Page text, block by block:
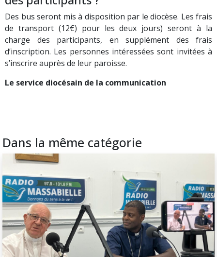
Des bus seront mis à disposition par le diocèse. Les frais
de transport (12€) pour les deux jours) seront à la
charge des participants, en supplément des frais
d’inscription. Les personnes intéressées sont invitées à
s’inscrire auprès de leur paroisse.
Le service diocésain de la communication
Dans la même catégorie